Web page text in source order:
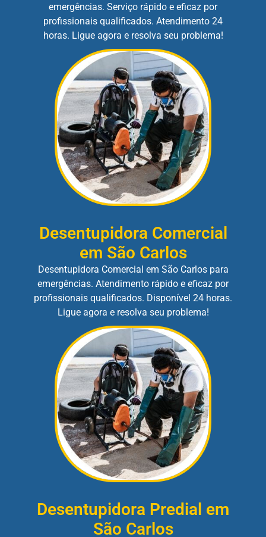
emergências. Serviço rápido e eficaz por
profissionais qualificados. Atendimento 24
horas. Ligue agora e resolva seu problema!
Desentupidora Comercial
em São Carlos
Desentupidora Comercial em São Carlos para
emergências. Atendimento rápido e eficaz por
profissionais qualificados. Disponível 24 horas.
Ligue agora e resolva seu problema!
Desentupidora Predial em
São Carlos